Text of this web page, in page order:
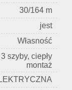
30/164 m
jest
Własność
szyby, ciepły
montaż